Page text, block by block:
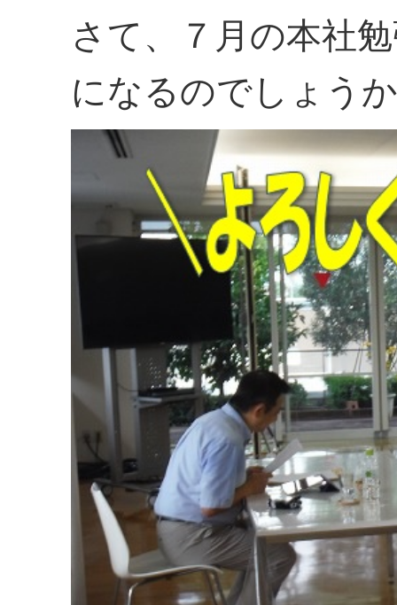
さて、７月の本社
になるのでしょう